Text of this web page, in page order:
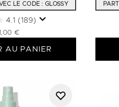
LE CODE : GLOSSY
4.1 (189)
€
AU PANIER